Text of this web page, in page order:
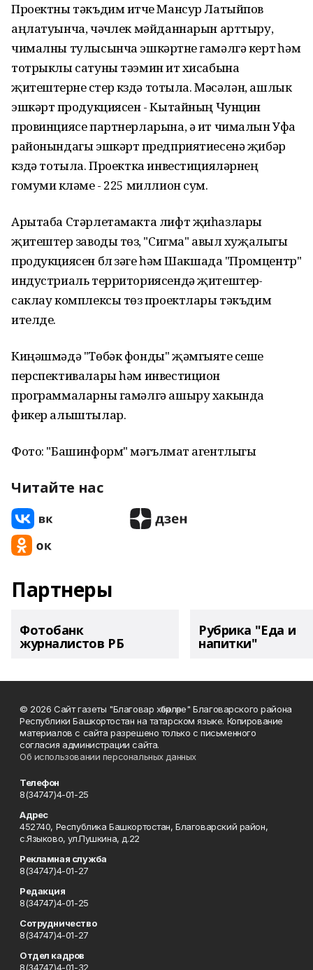
Проектны тәкъдим итүче Мансур Латыйпов
аңлатуынча, чәчүлек мәйданнарын арттыру,
чималны тулысынча эшкәртүне гамәлгә кертү һәм
тотрыклы сатуны тәэмин итү хисабына
җитештерүне үстерү күздә тотыла. Мәсәлән, ашлык
эшкәртү продукциясен - Кытайның Чунцин
провинциясе партнерларына, ә ит чималын Уфа
районындагы эшкәртү предприятиесенә җибәрү
күздә тотыла. Проектка инвестицияләрнең
гомуми күләме - 225 миллион сум.
Арытаба Стәрлетамакта лифт җиһазлары
җитештерү заводы төзү, "Сигма" авыл хуҗалыгы
продукциясен бүлү үзәге һәм Шакшада "Промцентр"
индустриаль территориясендә җитештерү-
саклау комплексы төзү проектлары тәкъдим
ителде.
Киңәшмәдә "Төбәк фонды" җәмгыяте үсеше
перспективалары һәм инвестицион
программаларны гамәлгә ашыру хакында
фикер алыштылар.
Фото: "Башинформ" мәгълүмат агентлыгы
Читайте нас
Партнеры
Фотобанк
журналистов РБ
Рубрика "Еда и
напитки"
© 2026 Сайт газеты "Благовар хәбәрләре" Благоварского района
Республики Башкортостан на татарском языке. Копирование
материалов с сайта разрешено только с письменного
согласия администрации сайта.
Об использовании персональных данных
Телефон
8(34747)4-01-25
Адрес
452740, Республика Башкортостан, Благоварский район,
с.Языково, ул.Пушкина, д.22
Рекламная служба
8(34747)4-01-27
Редакция
8(34747)4-01-25
Сотрудничество
8(34747)4-01-27
Отдел кадров
8(34747)4-01-32